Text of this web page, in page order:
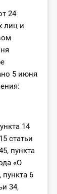
24
лиц и
5 июня
14
статьи
пункта
«О
пункта 6
34,